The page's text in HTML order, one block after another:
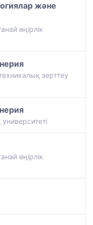
және
өңірлік
зерттеу
өңірлік